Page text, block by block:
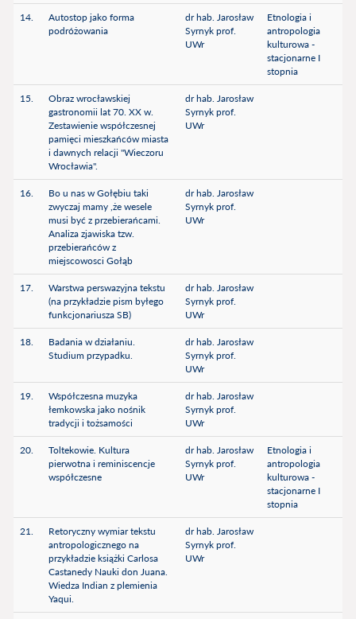
14.
Autostop jako forma
podróżowania
dr hab. Jarosław
Syrnyk prof.
UWr
Etnologia i
antropologia
kulturowa -
stacjonarne I
stopnia
15.
Obraz wrocławskiej
gastronomii lat 70. XX w.
Zestawienie współczesnej
pamięci mieszkańców miasta
i dawnych relacji "Wieczoru
Wrocławia".
dr hab. Jarosław
Syrnyk prof.
UWr
16.
Bo u nas w Gołębiu taki
zwyczaj mamy ,że wesele
musi być z przebierańcami.
Analiza zjawiska tzw.
przebierańców z
miejscowosci Gołąb
dr hab. Jarosław
Syrnyk prof.
UWr
17.
Warstwa perswazyjna tekstu
(na przykładzie pism byłego
funkcjonariusza SB)
dr hab. Jarosław
Syrnyk prof.
UWr
18.
Badania w działaniu.
Studium przypadku.
dr hab. Jarosław
Syrnyk prof.
UWr
19.
Współczesna muzyka
łemkowska jako nośnik
tradycji i tożsamości
dr hab. Jarosław
Syrnyk prof.
UWr
20.
Toltekowie. Kultura
pierwotna i reminiscencje
współczesne
dr hab. Jarosław
Syrnyk prof.
UWr
Etnologia i
antropologia
kulturowa -
stacjonarne I
stopnia
21.
Retoryczny wymiar tekstu
antropologicznego na
przykładzie książki Carlosa
Castanedy Nauki don Juana.
Wiedza Indian z plemienia
Yaqui.
dr hab. Jarosław
Syrnyk prof.
UWr